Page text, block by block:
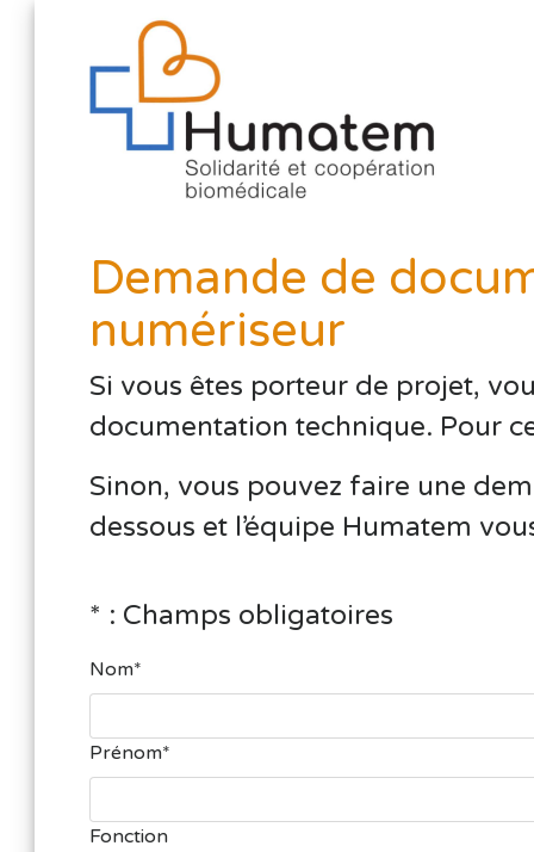
Demande de
numériseur
Si vous êtes porteur de projet,
documentation technique. Pour
Sinon, vous pouvez faire une
dessous et l’équipe Humatem
* : Champs obligatoires
Nom
Prénom
Fonction